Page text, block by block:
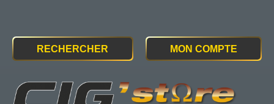
RECHERCHER MON COMPTE